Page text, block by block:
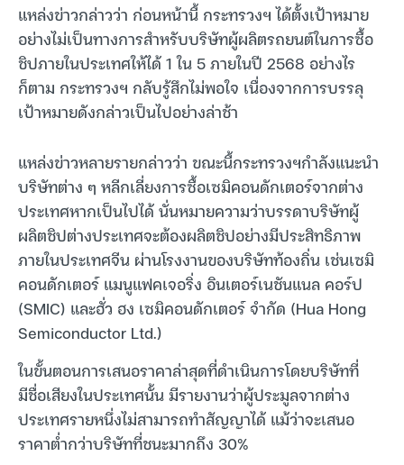
แหล่งข่าวกล่าวว่า ก่อนหน้านี้ กระทรวงฯ ได้ตั้งเป้าหมาย
อย่างไม่เป็นทางการสำหรับบริษัทผู้ผลิตรถยนต์ในการซื้อ
ชิปภายในประเทศให้ได้ 1 ใน 5 ภายในปี 2568 อย่างไร
ก็ตาม กระทรวงฯ กลับรู้สึกไม่พอใจ เนื่องจากการบรรลุ
เป้าหมายดังกล่าวเป็นไปอย่างล่าช้า
แหล่งข่าวหลายรายกล่าวว่า ขณะนี้กระทรวงฯกำลังแนะนำ
บริษัทต่าง ๆ หลีกเลี่ยงการซื้อเซมิคอนดักเตอร์จากต่าง
ประเทศหากเป็นไปได้ นั่นหมายความว่าบรรดาบริษัทผู้
ผลิตชิปต่างประเทศจะต้องผลิตชิปอย่างมีประสิทธิภาพ
ภายในประเทศจีน ผ่านโรงงานของบริษัทท้องถิ่น เช่นเซมิ
คอนดักเตอร์ แมนูแฟคเจอริ่ง อินเตอร์เนชันแนล คอร์ป
(SMIC) และฮั่ว ฮง เซมิคอนดักเตอร์ จำกัด (Hua Hong
Semiconductor Ltd.)
ในขั้นตอนการเสนอราคาล่าสุดที่ดำเนินการโดยบริษัทที่
มีชื่อเสียงในประเทศนั้น มีรายงานว่าผู้ประมูลจากต่าง
ประเทศรายหนึ่งไม่สามารถทำสัญญาได้ แม้ว่าจะเสนอ
ราคาต่ำกว่าบริษัทที่ชนะมากถึง 30%